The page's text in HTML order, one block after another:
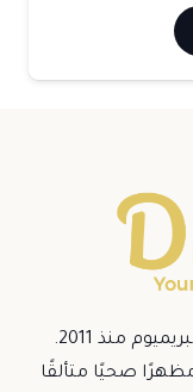
د. حلو — علامتك للعناية الطبيعية والبريميوم منذ 2011.
صحيًا متألقًا